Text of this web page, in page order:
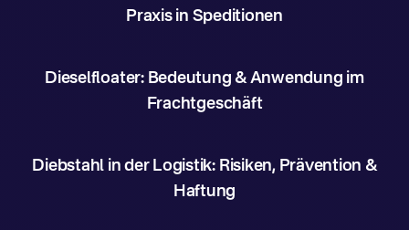
Praxis in Speditionen
Dieselfloater: Bedeutung & Anwendung im
Frachtgeschäft
Diebstahl in der Logistik: Risiken, Prävention &
Haftung